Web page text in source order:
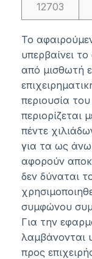
12703
Το
υπερβαίνει
από μισθωτή
περιουσία
πέντε
για τα ως άνω
αφορούν
δεν δύναται
συμφώνου
Για την
λαμβάνονται
προς